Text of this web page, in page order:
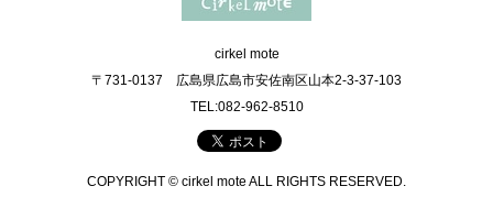
cirkel mote
〒731-0137 広島県広島市安佐南区山本2-3-37-103
TEL:082-962-8510
COPYRIGHT © cirkel mote ALL RIGHTS RESERVED.